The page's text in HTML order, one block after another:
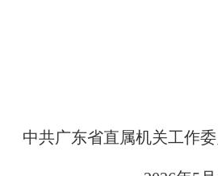
中共广东省直属机关工作